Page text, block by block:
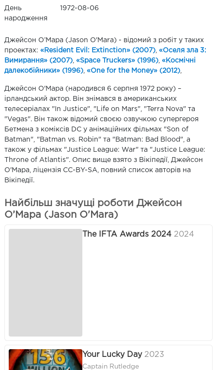
День
народження
1972-08-06
Джейсон О’Мара (Jason O'Mara) - відомий з робіт у таких
проектах: «Resident Evil: Extinction» (2007) «Оселя зла 3:
Вимирання» (2007) «Space Truckers» (1996) «Космічні
далекобійники» (1996) «One for the Money» (2012)
Джейсон О'Мара (народився 6 серпня 1972 року) –
ірландський актор. Він знімався в американських
телесеріалах "In Justice", "Life on Mars", "Terra Nova" та
"Vegas". Він також відомий своєю озвучкою супергероя
Бетмена з коміксів DC у анімаційних фільмах "Son of
Batman", "Batman vs. Robin" та "Batman: Bad Blood", а
також у фільмах "Justice League: War" та "Justice League:
Throne of Atlantis". Опис вище взято з Вікіпедії, Джейсон
О'Мара, ліцензія CC-BY-SA, повний список авторів на
Вікіпедії.
Найбільш значущі роботи Джейсон
О’Мара (Jason O'Mara)
The IFTA Awards 2024 2024
Your Lucky Day 2023
Captain Rutledge